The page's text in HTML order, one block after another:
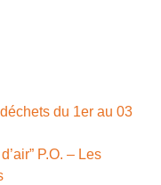
du 1er au 03
P.O. – Les